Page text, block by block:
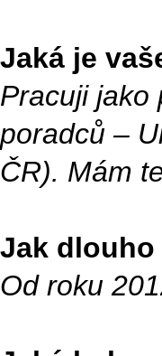
Jaká je
Pracuji jako
poradců –
ČR). Mám
Jak dlouho
Od roku